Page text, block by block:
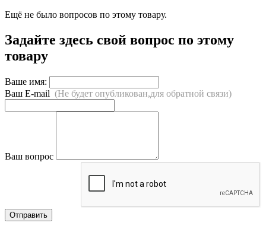
Ещё не было вопросов по этому товару.
Задайте здесь свой вопрос по этому
товару
Ваше имя:
Ваш E-mail (Не будет опубликован,для обратной связи)
Ваш вопрос
Отправить